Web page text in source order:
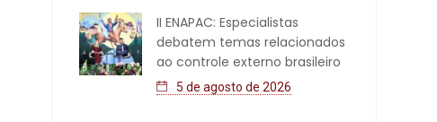
II ENAPAC: Especialistas
debatem temas relacionados
ao controle externo brasileiro
5 de agosto de 2026